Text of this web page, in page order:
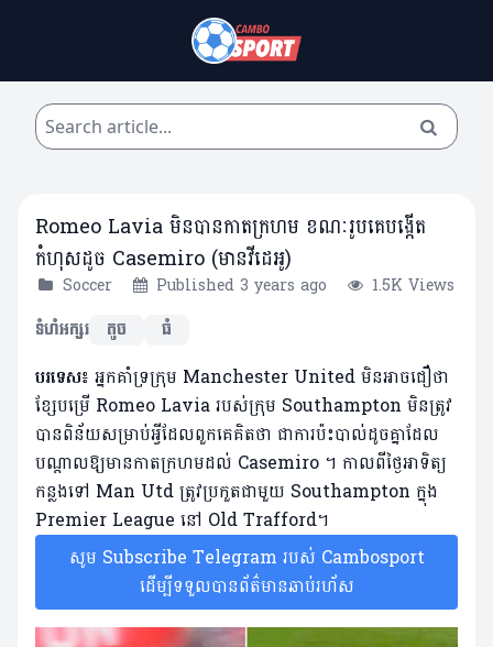
Romeo Lavia មិនបានកាតក្រហម ខណៈរូបគេបង្កើត
កំហុសដូច Casemiro (មានវីដេអូ)
Soccer Published 3 years ago
1.5K Views
ទំហំអក្សរ
តូច ធំ
បរទេស៖ អ្នកគាំទ្រក្រុម Manchester United មិនអាចជឿថា
ខ្សែបម្រើ Romeo Lavia របស់ក្រុម Southampton មិនត្រូវ
បានពិន័យសម្រាប់អ្វីដែលពួកគេគិតថា ជាការប៉ះបាល់ដូចគ្នាដែល
បណ្តាលឱ្យមានកាតក្រហមដល់ Casemiro ។ កាល​ពី​ថ្ងៃ​អាទិត្យ​
កន្លង​ទៅ Man Utd ត្រូវ​ប្រកួត​ជាមួយ Southampton ក្នុង
Premier League នៅ Old Trafford។
សូម Subscribe Telegram របស់ Cambosport
ដើម្បីទទួលបានព័ត៌មានឆាប់រហ័ស